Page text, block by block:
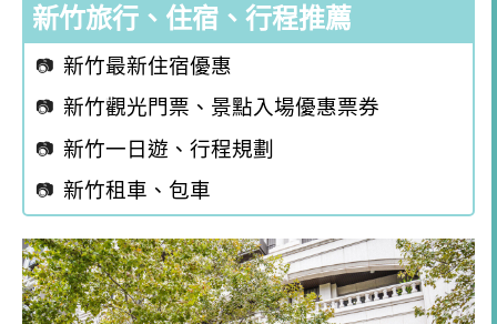
新竹旅行、住宿、行程推薦
新竹最新住宿優惠
新竹觀光門票、景點入場優惠票券
新竹一日遊、行程規劃
新竹租車、包車